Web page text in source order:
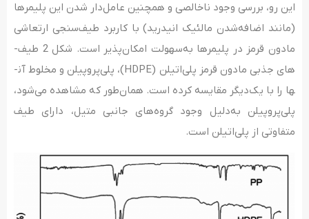
این رو، بررسی وجود ناخالصی و همچنین عامل‌دار شدن این پلیمر­ها
(مانند اضافه‌شدن مالئیک انیدرید) با کاربرد طیف‌سنجی ارتعاشی
مادون قرمز در پلیمرها به‌سهولت امکان­‌پذیر است. شکل 2 طیف‌­
های جذبی مادون­ قرمز پلی­‌اتیلن (HDPE)، پلی­‌پروپیلن و مخلوط آن­
ها را با یک‌دیگر مقایسه کرده است. همان‌طور که مشاهده می­‌شود،
پلی­‌پروپیلن به­‌دلیل وجود گروه­‌های جانبی متیل، دارای طیف
متفاوتی از پلی­‌اتیلن است.